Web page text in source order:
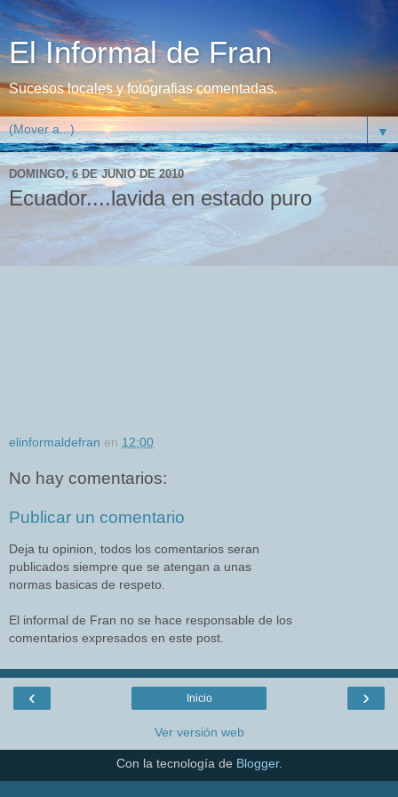
El Informal de Fran
Sucesos locales y fotografias comentadas.
▼
DOMINGO, 6 DE JUNIO DE 2010
Ecuador....lavida en estado puro
elinformaldefran en 12:00
No hay comentarios:
Publicar un comentario
Deja tu opinion, todos los comentarios seran
publicados siempre que se atengan a unas
normas basicas de respeto.
El informal de Fran no se hace responsable de los
comentarios expresados en este post.
‹ ›
Inicio
Ver versión web
Con la tecnología de Blogger.